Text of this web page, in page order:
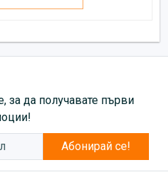
за да получавате първи
Абонирай се!